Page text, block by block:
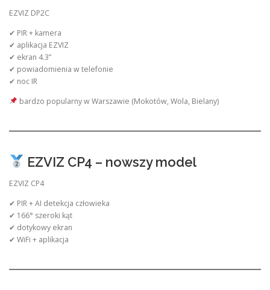
EZVIZ DP2C
✔ PIR + kamera
✔ aplikacja EZVIZ
✔ ekran 4.3”
✔ powiadomienia w telefonie
✔ noc IR
bardzo popularny w Warszawie (Mokotów, Wola, Bielany)
EZVIZ CP4 – nowszy model
EZVIZ CP4
✔ PIR + AI detekcja człowieka
✔ 166° szeroki kąt
✔ dotykowy ekran
✔ WiFi + aplikacja